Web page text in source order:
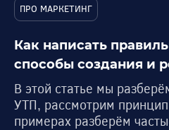
ПРО МАРКЕТИНГ
Как написать
способы создания и
В этой статье мы
УТП, рассмотрим
примерах разберём